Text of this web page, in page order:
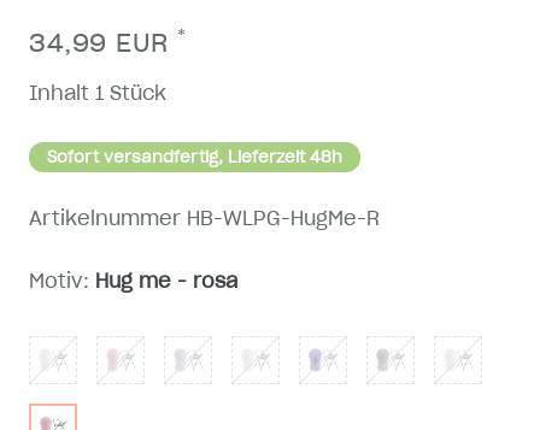
34,99 EUR *
Inhalt 1 Stück
Sofort versandfertig, Lieferzeit 48h
Artikelnummer HB-WLPG-HugMe-R
Motiv: Hug me - rosa